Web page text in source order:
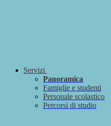
Servizi
Panoramica
Famiglie e studenti
Personale scolastico
Percorsi di studio